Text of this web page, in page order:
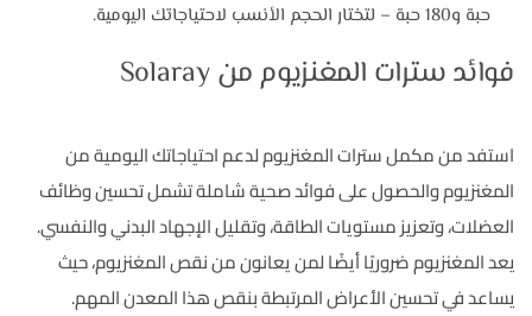
حبة و180 حبة – لتختار الحجم الأنسب لاحتياجاتك اليومية.
فوائد سترات المغنزيوم من Solaray
استفد من مكمل سترات المغنزيوم لدعم احتياجاتك اليومية من
المغنزيوم والحصول على فوائد صحية شاملة تشمل تحسين وظائف
العضلات، وتعزيز مستويات الطاقة، وتقليل الإجهاد البدني والنفسي.
يعد المغنزيوم ضروريًا أيضًا لمن يعانون من نقص المغنزيوم، حيث
يساعد في تحسين الأعراض المرتبطة بنقص هذا المعدن المهم.